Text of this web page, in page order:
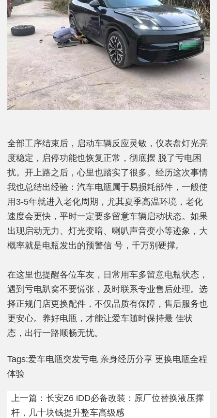
全部工序结束后，启动车辆反应灵敏，仪表盘灯光亮
度稳定，启停功能也恢复正常，彻底摆 脱了亏电困
扰。开上路之后，心里也踏实了很多。经历这次事情
我也总结出经验：汽车电瓶属于易损耗部件，一般使
用3-5年就进入老化周期，尤其夏季高温环境，老化
速度会更快，平时一定要多留意车辆启动状态。如果
出现启动无力、灯光变暗、喇叭声音变小等迹象，大
概率就是电瓶发出的预警信 号，千万别硬撑。
在这里也提醒各位车友，日常用车多留意电瓶状态，
遇到亏电趴窝不要慌张，及时联系专业售后处理。选
择正规门店更换配件，不仅品质有保障，售后服务也
更安心。养好电瓶，才能让爱车随时保持最 佳状
态，出行一路顺畅无忧。
Tags:爱车电瓶突发亏电 亲身经历分享 更换电瓶全程
体验
上一篇： 长安Z6 iDD必备改装：原厂位替换液压撑
杆，几十块钱提升整车高级感